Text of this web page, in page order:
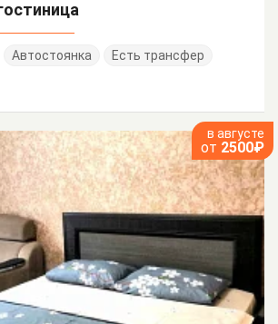
Автостоянка
Есть трансфер
в августе
от 2500₽